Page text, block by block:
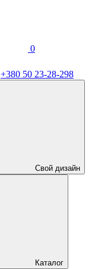
0
+380 50 23-28-298
Свой дизайн
Каталог